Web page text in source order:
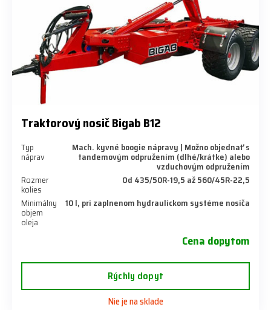
Traktorový nosič Bigab B12
Typ
náprav
Mach. kyvné boogie nápravy | Možno objednať s
tandemovým odpružením (dlhé/krátke) alebo
vzduchovým odpružením
Rozmer
kolies
Od 435/50R-19,5 až 560/45R-22,5
Minimálny
objem
oleja
10 l, pri zaplnenom hydraulickom systéme nosiča
Cena dopytom
Rýchly dopyt
Nie je na sklade